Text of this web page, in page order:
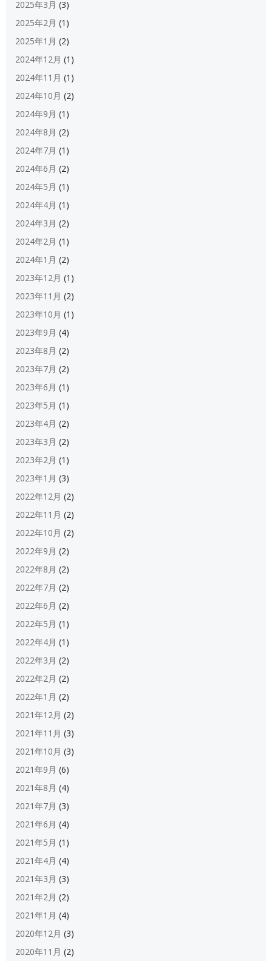
2025年3月 (3)
2025年2月 (1)
2025年1月 (2)
2024年12月 (1)
2024年11月 (1)
2024年10月 (2)
2024年9月 (1)
2024年8月 (2)
2024年7月 (1)
2024年6月 (2)
2024年5月 (1)
2024年4月 (1)
2024年3月 (2)
2024年2月 (1)
2024年1月 (2)
2023年12月 (1)
2023年11月 (2)
2023年10月 (1)
2023年9月 (4)
2023年8月 (2)
2023年7月 (2)
2023年6月 (1)
2023年5月 (1)
2023年4月 (2)
2023年3月 (2)
2023年2月 (1)
2023年1月 (3)
2022年12月 (2)
2022年11月 (2)
2022年10月 (2)
2022年9月 (2)
2022年8月 (2)
2022年7月 (2)
2022年6月 (2)
2022年5月 (1)
2022年4月 (1)
2022年3月 (2)
2022年2月 (2)
2022年1月 (2)
2021年12月 (2)
2021年11月 (3)
2021年10月 (3)
2021年9月 (6)
2021年8月 (4)
2021年7月 (3)
2021年6月 (4)
2021年5月 (1)
2021年4月 (4)
2021年3月 (3)
2021年2月 (2)
2021年1月 (4)
2020年12月 (3)
2020年11月 (2)